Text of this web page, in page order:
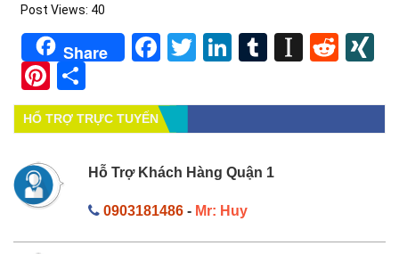
Post Views: 40
Share Facebook
TwitterLinkedIn
Tumblr
Pinterest
HỔ TRỢ TRỰC TUYẾN
Hỗ Trợ Khách Hàng Quận 1
0903181486- Mr: Huy